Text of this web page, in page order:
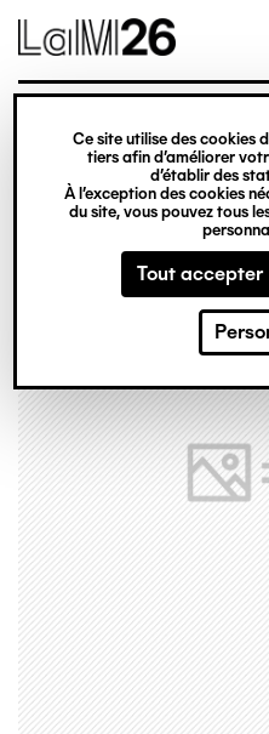
Gestion des cookies
Ce site utilise des cookies
tiers afin d’améliorer
d’établir des
À l’exception des cookies
du site, vous pouvez tous
Tout accepter
contenu